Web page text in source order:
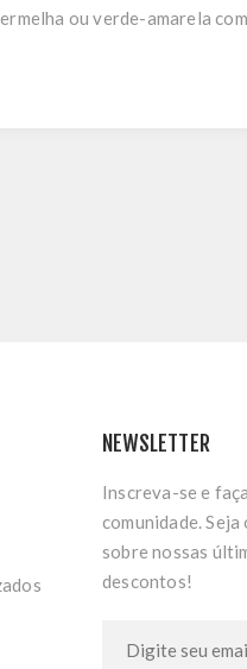
ou verde-amarela
NEWSLETTER
Inscreva-se e
comunidade.
sobre nossas
descontos!